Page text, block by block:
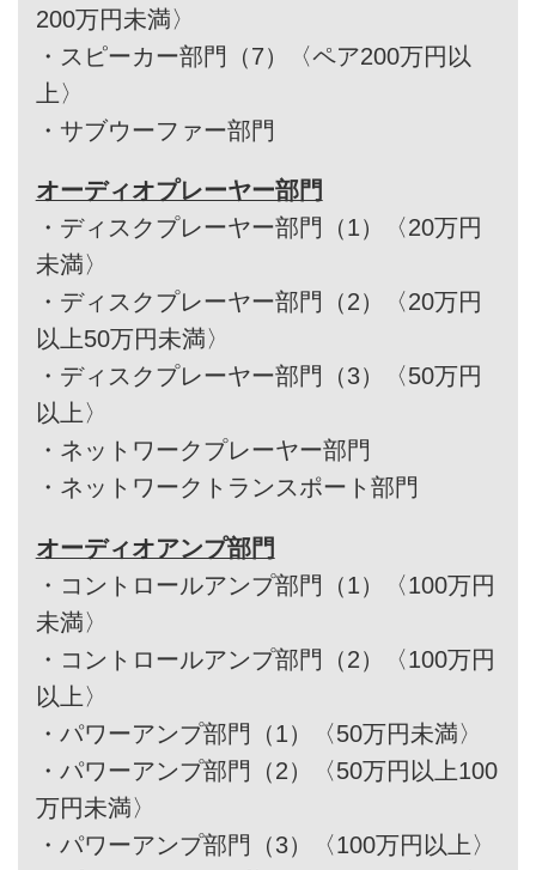
200万円未満〉
・ スピーカー部門（7）〈ペア200万円以
上〉
・ サブウーファー部門
オーディオプレーヤー部門
・ ディスクプレーヤー部門（1）〈20万円
未満〉
・ ディスクプレーヤー部門（2）〈20万円
以上50万円未満〉
・ ディスクプレーヤー部門（3）〈50万円
以上〉
・ ネットワークプレーヤー部門
・ ネットワークトランスポート部門
オーディオアンプ部門
・ コントロールアンプ部門（1）〈100万円
未満〉
・ コントロールアンプ部門（2）〈100万円
以上〉
・ パワーアンプ部門（1）〈50万円未満〉
・ パワーアンプ部門（2）〈50万円以上100
万円未満〉
・ パワーアンプ部門（3）〈100万円以上〉